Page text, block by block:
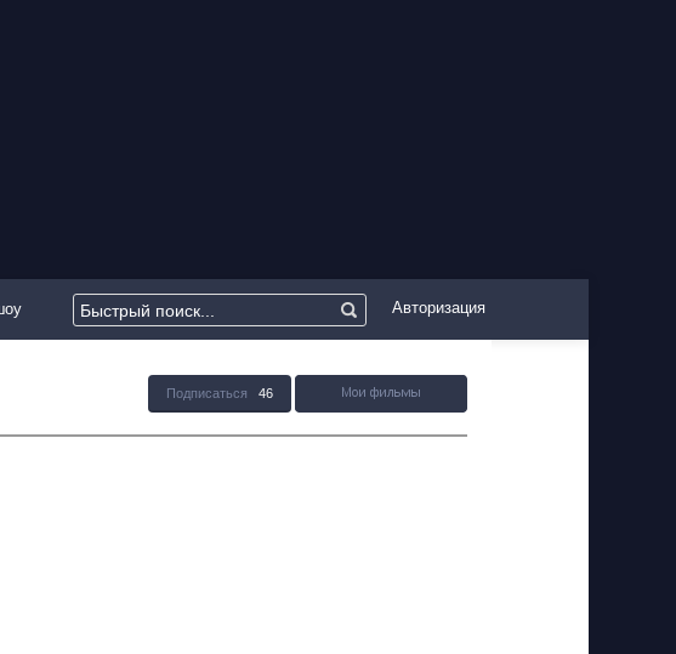
Авторизация
Подписаться 46